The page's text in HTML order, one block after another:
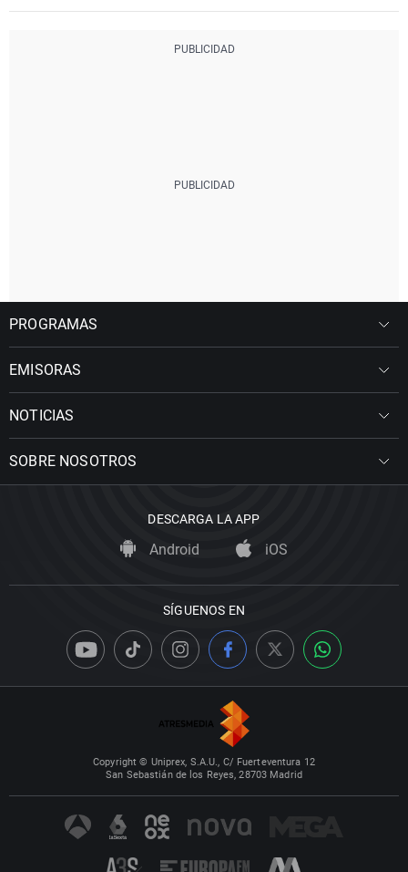
PROGRAMAS
EMISORAS
NOTICIAS
SOBRE NOSOTROS
DESCARGA LA APP
Android iOS
SÍGUENOS EN
Copyright © Uniprex, S.A.U., C/ Fuerteventura 12
San Sebastián de los Reyes, 28703 Madrid